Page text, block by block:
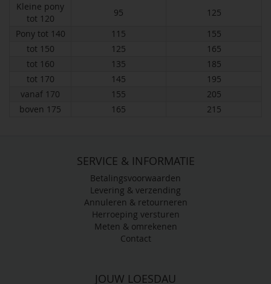
Kleine pony
tot 120
95
125
Pony tot 140
115
155
tot 150
125
165
tot 160
135
185
tot 170
145
195
vanaf 170
155
205
boven 175
165 215
SERVICE & INFORMATIE
Betalingsvoorwaarden
Levering & verzending
Annuleren & retourneren
Herroeping versturen
Meten & omrekenen
Contact
JOUW LOESDAU